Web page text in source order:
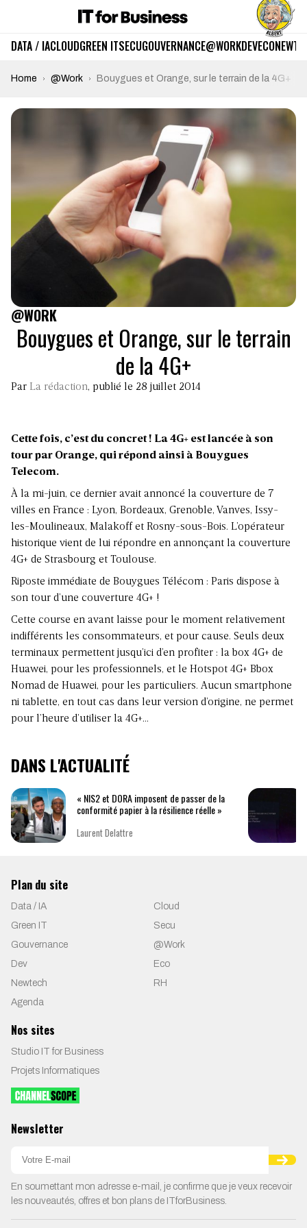
DATA / IACLOUDGREEN ITSECUGOUVERNANCE@WORKDEVECO
Home @Work Bouygues et Orange, sur le terrain de la 4G+
@WORK
Bouygues et Orange, sur le terrain
de la 4G+
Par La rédaction, publié le 28 juillet 2014
Cette fois, c’est du concret ! La 4G+ est lancée à son
tour par Orange, qui répond ainsi à Bouygues
Telecom.
À la mi-juin, ce dernier avait annoncé la couverture de 7
villes en France : Lyon, Bordeaux, Grenoble, Vanves, Issy-
les-Moulineaux, Malakoff et Rosny-sous-Bois. L’opérateur
historique vient de lui répondre en annonçant la couverture
4G+ de Strasbourg et Toulouse.
Riposte immédiate de Bouygues Télécom : Paris dispose à
son tour d’une couverture 4G+ !
Cette course en avant laisse pour le moment relativement
indifférents les consommateurs, et pour cause. Seuls deux
terminaux permettent jusqu’ici d’en profiter : la box 4G+ de
Huawei, pour les professionnels, et le Hotspot 4G+ Bbox
Nomad de Huawei, pour les particuliers. Aucun smartphone
ni tablette, en tout cas dans leur version d’origine, ne permet
pour l’heure d’utiliser la 4G+…
DANS L'ACTUALITÉ
« NIS2 et DORA imposent de passer de la
conformité papier à la résilience réelle »
Laurent Delattre
Plan du site
Data / IA
Cloud
Green IT
Secu
Gouvernance
@Work
Dev
Eco
Newtech
RH
Agenda
Nos sites
Studio IT for Business
Projets Informatiques
Newsletter
En soumettant mon adresse e-mail, je confirme que je veux recevoir
les nouveautés, offres et bon plans de ITforBusiness.